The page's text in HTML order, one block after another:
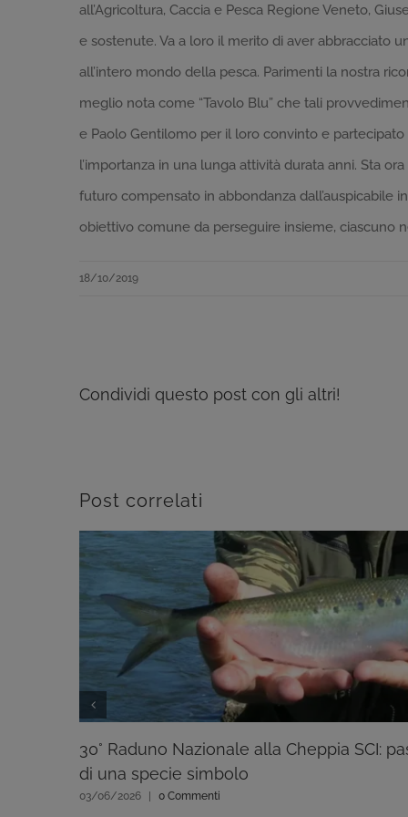
all’Agricoltura, Caccia e Pesca Regione Veneto,
e sostenute. Va a loro il merito di aver abbracciato
all’intero mondo della pesca. Parimenti la nostra
meglio nota come “Tavolo Blu” che tali
e Paolo Gentilomo per il loro convinto e
l’importanza in una lunga attività durata anni. Sta
futuro compensato in abbondanza
obiettivo comune da perseguire insieme, ciascuno
18/10/2019
Condividi questo post con gli altri!
Post correlati
30° Raduno Nazionale alla Cheppia SCI:
di una specie simbolo
03/06/2026 0 Commenti